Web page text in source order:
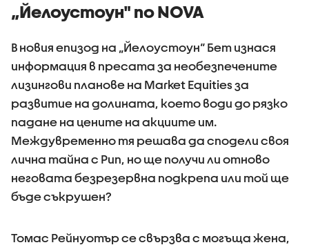
„Йелоустоун" по NOVA
В новия епизод на „Йелоустоун“ Бет изнася
информация в пресата за необезпечените
лизингови планове на Market Equities за
развитие на долината, което води до рязко
падане на цените на акциите им.
Междувременно тя решава да сподели своя
лична тайна с Рип, но ще получи ли отново
неговата безрезервна подкрепа или той ще
бъде съкрушен?
Томас Рейнуотър се свързва с могъща жена,